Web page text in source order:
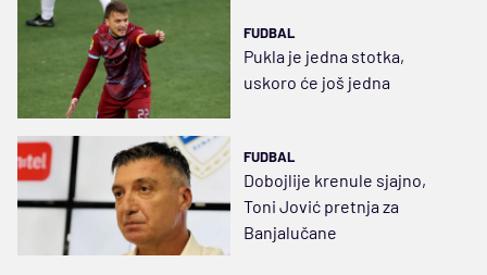
FUDBAL
Pukla je jedna stotka,
uskoro će još jedna
FUDBAL
Dobojlije krenule sjajno,
Toni Jović pretnja za
Banjalučane